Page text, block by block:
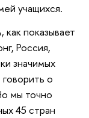
учащихся.
как показывает
Россия,
значимых
о
мы точно
45 стран